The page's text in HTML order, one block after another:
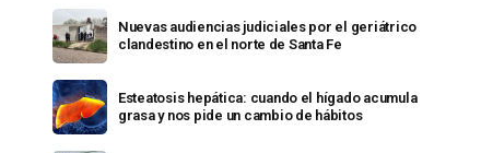
Nuevas audiencias judiciales por el geriátrico
clandestino en el norte de Santa Fe
Esteatosis hepática: cuando el hígado acumula
grasa y nos pide un cambio de hábitos